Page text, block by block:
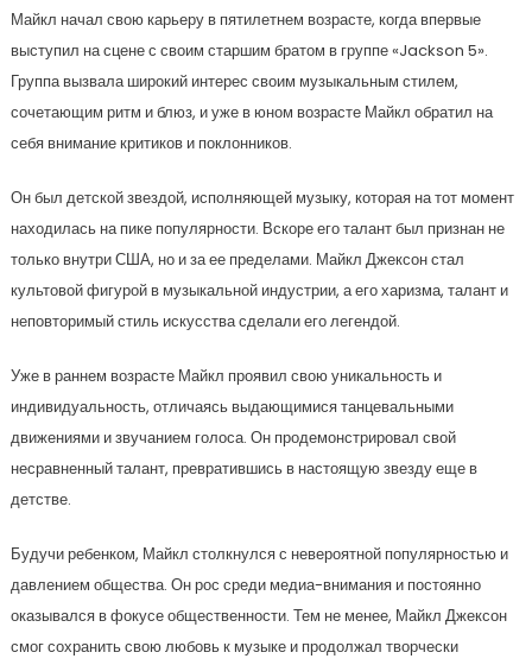
Майкл начал свою карьеру в пятилетнем возрасте, когда впервые
выступил на сцене с своим старшим братом в группе «Jackson 5».
Группа вызвала широкий интерес своим музыкальным стилем,
сочетающим ритм и блюз, и уже в юном возрасте Майкл обратил на
себя внимание критиков и поклонников.
Он был детской звездой, исполняющей музыку, которая на тот момент
находилась на пике популярности. Вскоре его талант был признан не
только внутри США, но и за ее пределами. Майкл Джексон стал
культовой фигурой в музыкальной индустрии, а его харизма, талант и
неповторимый стиль искусства сделали его легендой.
Уже в раннем возрасте Майкл проявил свою уникальность и
индивидуальность, отличаясь выдающимися танцевальными
движениями и звучанием голоса. Он продемонстрировал свой
несравненный талант, превратившись в настоящую звезду еще в
детстве.
Будучи ребенком, Майкл столкнулся с невероятной популярностью и
давлением общества. Он рос среди медиа-внимания и постоянно
оказывался в фокусе общественности. Тем не менее, Майкл Джексон
смог сохранить свою любовь к музыке и продолжал творчески